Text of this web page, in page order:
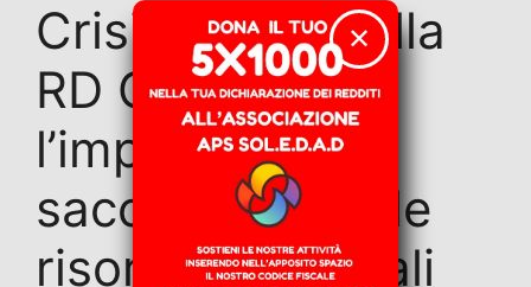
Crisi nell’Est della
RD Congo: con
l’impunità per il
saccheggio delle
risorse, i minerali
✕